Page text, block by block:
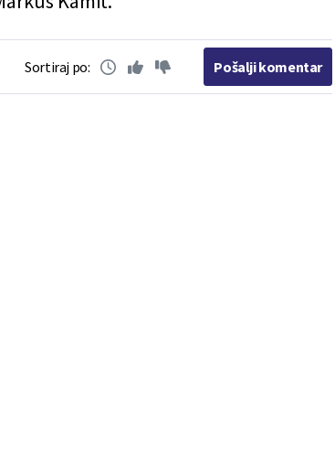
Sortiraj po: Pošalji komentar